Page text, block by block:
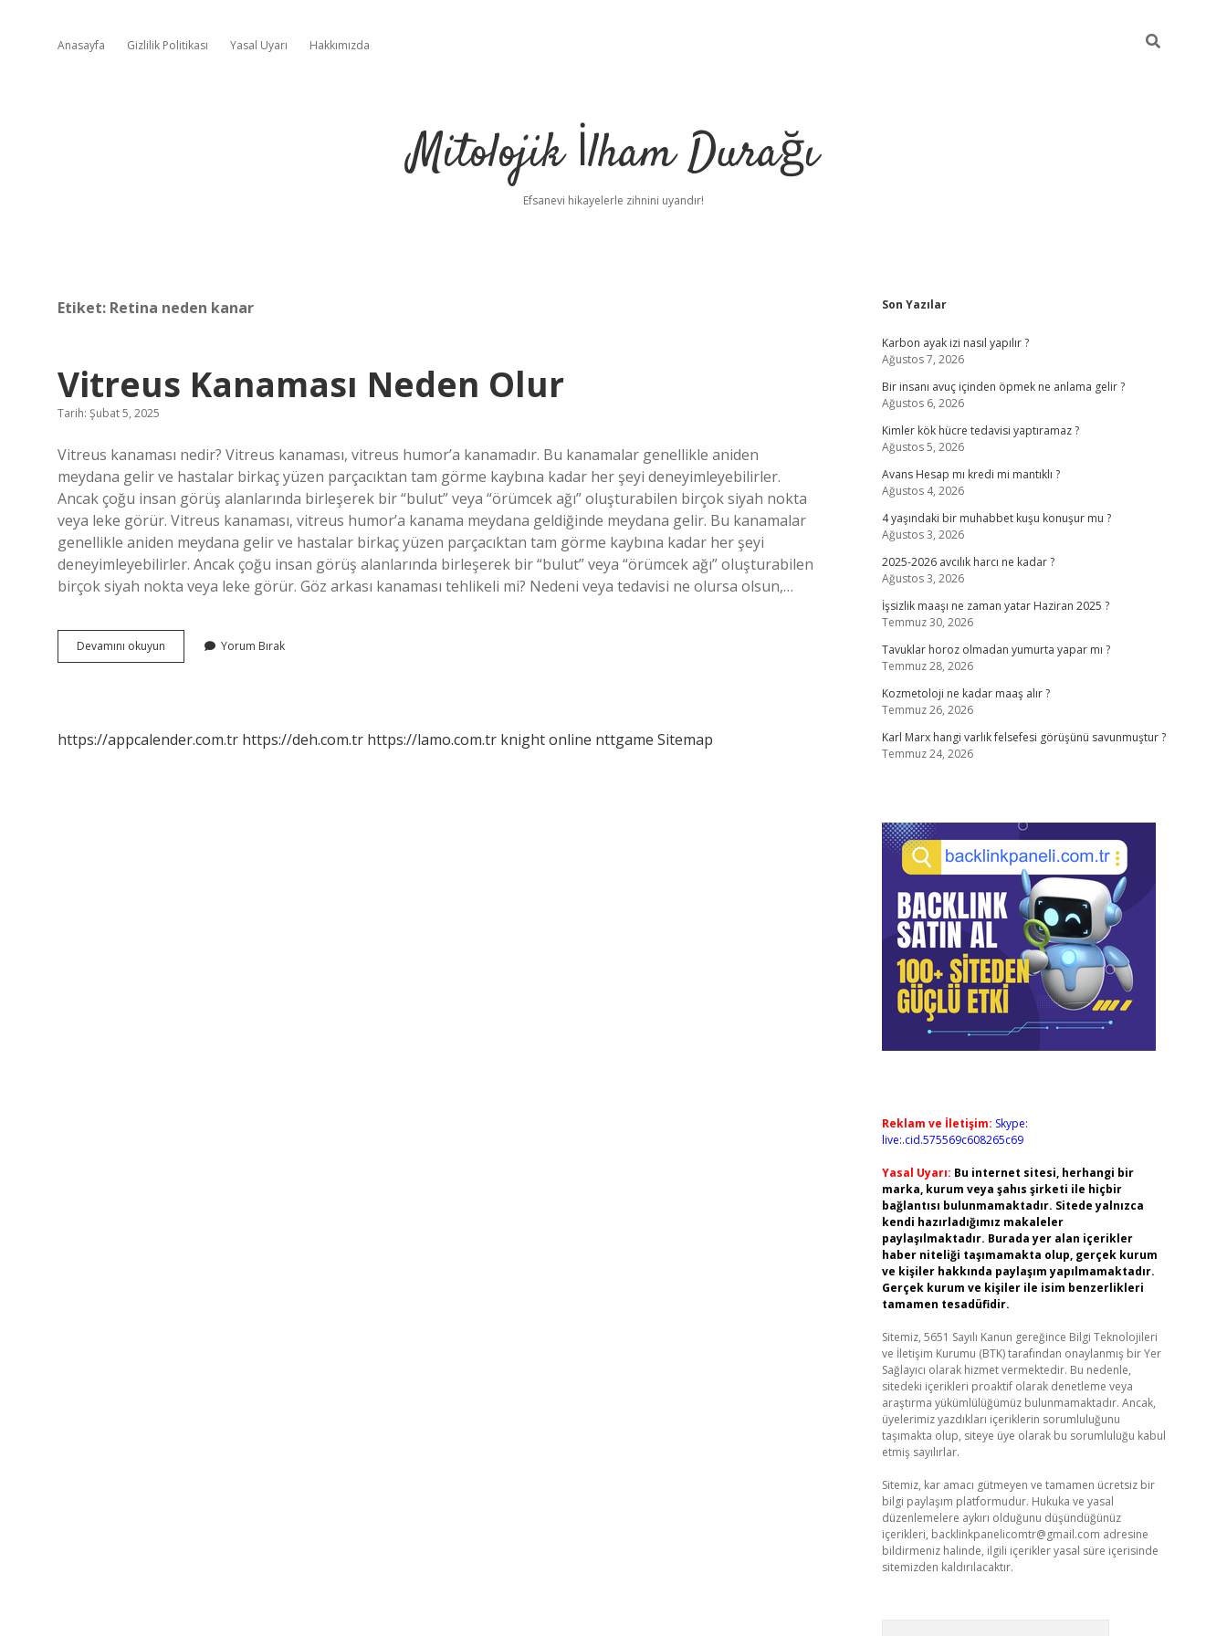
Anasayfa Gizlilik Politikası Yasal Uyarı Hakkımızda
Mitolojik İlham Durağı
Efsanevi hikayelerle zihnini uyandır!
Etiket: Retina neden kanar
Vitreus Kanaması Neden Olur
Tarih: Şubat 5, 2025
Vitreus kanaması nedir? Vitreus kanaması, vitreus humor’a kanamadır. Bu kanamalar genellikle aniden
meydana gelir ve hastalar birkaç yüzen parçacıktan tam görme kaybına kadar her şeyi deneyimleyebilirler.
Ancak çoğu insan görüş alanlarında birleşerek bir “bulut” veya “örümcek ağı” oluşturabilen birçok siyah nokta
veya leke görür. Vitreus kanaması, vitreus humor’a kanama meydana geldiğinde meydana gelir. Bu kanamalar
genellikle aniden meydana gelir ve hastalar birkaç yüzen parçacıktan tam görme kaybına kadar her şeyi
deneyimleyebilirler. Ancak çoğu insan görüş alanlarında birleşerek bir “bulut” veya “örümcek ağı” oluşturabilen
birçok siyah nokta veya leke görür. Göz arkası kanaması tehlikeli mi? Nedeni veya tedavisi ne olursa olsun,…
Devamını okuyun
Kanaması
Yorum Bırak
https://appcalender.com.tr https://deh.com.tr https://lamo.com.tr knight online nttgame Sitemap
Sidebar
Son Yazılar
Karbon ayak izi nasıl yapılır ?
Ağustos 7, 2026
Bir insanı avuç içinden öpmek ne anlama gelir ?
Ağustos 6, 2026
Kimler kök hücre tedavisi yaptıramaz ?
Ağustos 5, 2026
Avans Hesap mı kredi mi mantıklı ?
Ağustos 4, 2026
4 yaşındaki bir muhabbet kuşu konuşur mu ?
Ağustos 3, 2026
2025-2026 avcılık harcı ne kadar ?
Ağustos 3, 2026
İşsizlik maaşı ne zaman yatar Haziran 2025 ?
Temmuz 30, 2026
Tavuklar horoz olmadan yumurta yapar mı ?
Temmuz 28, 2026
Kozmetoloji ne kadar maaş alır ?
Temmuz 26, 2026
Karl Marx hangi varlık felsefesi görüşünü savunmuştur ?
Temmuz 24, 2026
Reklam ve İletişim: Skype:
live:.cid.575569c608265c69
Yasal Uyarı: Bu internet sitesi, herhangi bir
marka, kurum veya şahıs şirketi ile hiçbir
bağlantısı bulunmamaktadır. Sitede yalnızca
kendi hazırladığımız makaleler
paylaşılmaktadır. Burada yer alan içerikler
haber niteliği taşımamakta olup, gerçek kurum
ve kişiler hakkında paylaşım yapılmamaktadır.
Gerçek kurum ve kişiler ile isim benzerlikleri
tamamen tesadüfidir.
Sitemiz, 5651 Sayılı Kanun gereğince Bilgi Teknolojileri
ve İletişim Kurumu (BTK) tarafından onaylanmış bir Yer
Sağlayıcı olarak hizmet vermektedir. Bu nedenle,
sitedeki içerikleri proaktif olarak denetleme veya
araştırma yükümlülüğümüz bulunmamaktadır. Ancak,
üyelerimiz yazdıkları içeriklerin sorumluluğunu
taşımakta olup, siteye üye olarak bu sorumluluğu kabul
etmiş sayılırlar.
Sitemiz, kar amacı gütmeyen ve tamamen ücretsiz bir
bilgi paylaşım platformudur. Hukuka ve yasal
düzenlemelere aykırı olduğunu düşündüğünüz
içerikleri, backlinkpanelicomtr@gmail.com adresine
bildirmeniz halinde, ilgili içerikler yasal süre içerisinde
sitemizden kaldırılacaktır.